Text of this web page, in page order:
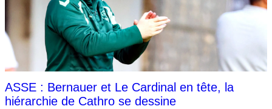
ASSE : Bernauer et Le Cardinal en tête, la
hiérarchie de Cathro se dessine